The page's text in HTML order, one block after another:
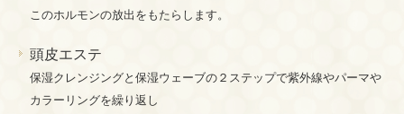
このホルモンの放出をもたらします。
頭皮エステ
保湿クレンジングと保湿ウェーブの２ステップで紫外線やパーマや
カラーリングを繰り返し